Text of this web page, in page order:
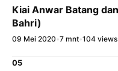
Kiai Anwar Batang
Bahri)
09 Mei 2020 •7 mnt•104 views
05